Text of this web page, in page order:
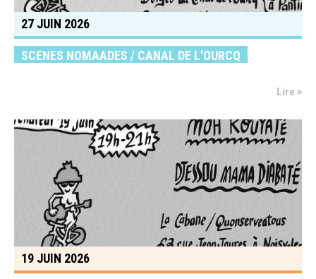
27 JUIN 2026
SCENES NOMAADES / CANAL DE L'OURCQ
Lire >
19 JUIN 2026